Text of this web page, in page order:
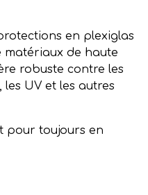
en plexiglas
de haute
robuste contre les
les UV et les autres
pour toujours en